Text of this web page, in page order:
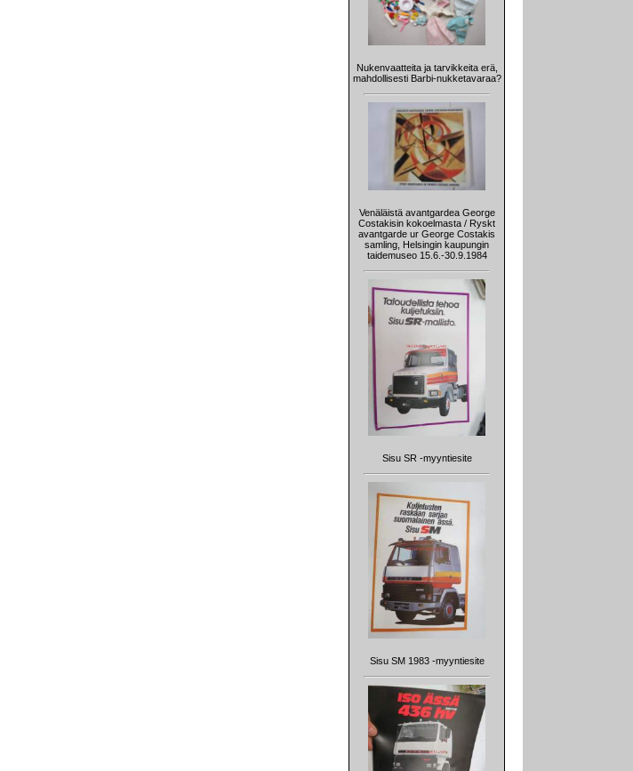
Nukenvaatteita ja tarvikkeita erä,
mahdollisesti Barbi-nukketavaraa?
Venäläistä avantgardea George
Costakisin kokoelmasta / Ryskt
avantgarde ur George Costakis
samling, Helsingin kaupungin
taidemuseo 15.6.-30.9.1984
Sisu SR -myyntiesite
Sisu SM 1983 -myyntiesite